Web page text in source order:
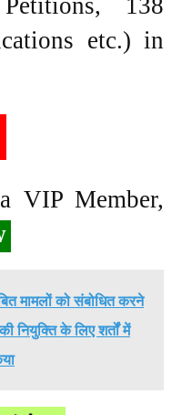
etc.) in
VIP Member,
मामलों को संबोधित करने
नियुक्ति के लिए शर्तों में